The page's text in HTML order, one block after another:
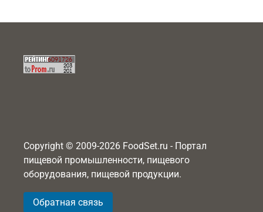
Copyright © 2009-2026 FoodSet.ru - Портал
пищевой промышленности, пищевого
оборудования, пищевой продукции.
Обратная связь